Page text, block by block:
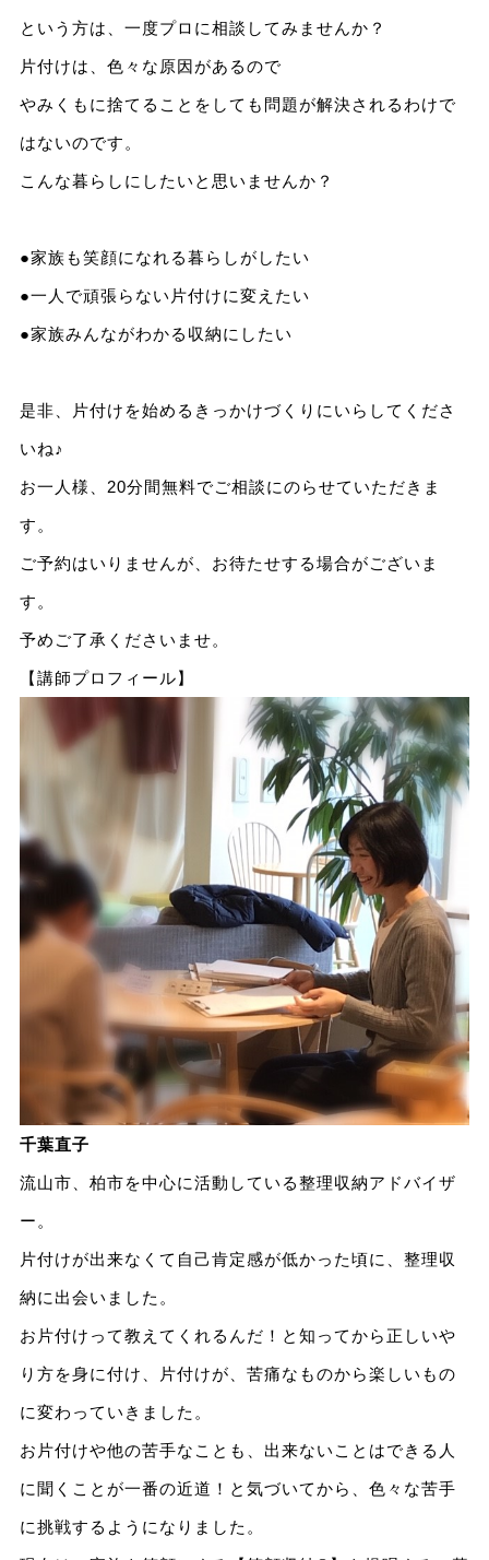
という方は、一度プロに相談してみませんか？
片付けは、色々な原因があるので
やみくもに捨てることをしても問題が解決されるわけで
はないのです。
こんな暮らしにしたいと思いませんか？
●家族も笑顔になれる暮らしがしたい
●一人で頑張らない片付けに変えたい
●家族みんながわかる収納にしたい
是非、片付けを始めるきっかけづくりにいらしてくださ
いね♪
お一人様、20分間無料でご相談にのらせていただきま
す。
ご予約はいりませんが、お待たせする場合がございま
す。
予めご了承くださいませ。
【講師プロフィール】
千葉直子
流山市、柏市を中心に活動している整理収納アドバイザ
ー。
片付けが出来なくて自己肯定感が低かった頃に、整理収
納に出会いました。
お片付けって教えてくれるんだ！と知ってから正しいや
り方を身に付け、片付けが、苦痛なものから楽しいもの
に変わっていきました。
お片付けや他の苦手なことも、出来ないことはできる人
に聞くことが一番の近道！と気づいてから、色々な苦手
に挑戦するようになりました。